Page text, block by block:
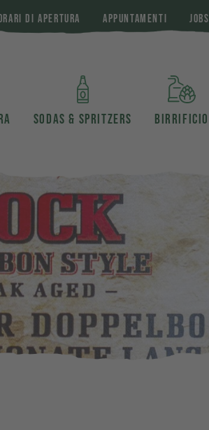
DI APERTURA APPUNTAMENTI JOBS
SODAS & SPRITZERS BIRRIFICIO